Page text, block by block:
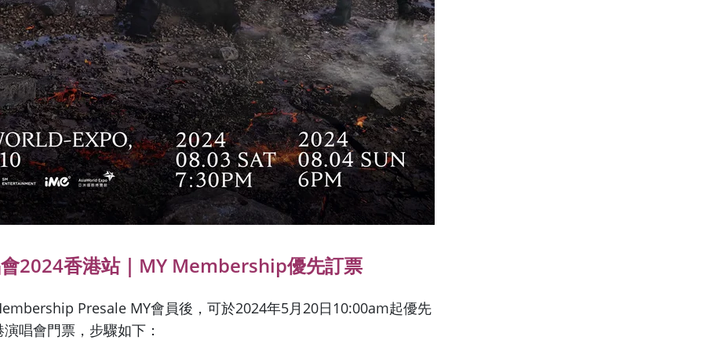
2024香港站｜MY Membership優先訂票
Presale MY會員後，可於2024年5月20日10:00am起優先
唱會門票，步驟如下：